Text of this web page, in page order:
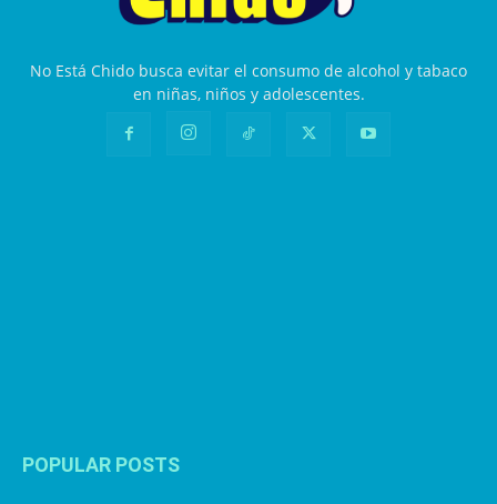
No Está Chido busca evitar el consumo de alcohol y tabaco
en niñas, niños y adolescentes.
POPULAR POSTS